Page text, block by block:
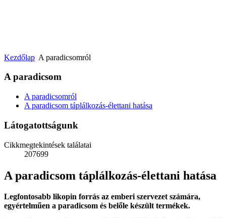
Kezdőlap A paradicsomról
A paradicsom
A paradicsomról
A paradicsom táplálkozás-élettani hatása
Látogatottságunk
Cikkmegtekintések találatai
207699
A paradicsom táplálkozás-élettani hatása
Legfontosabb likopin forrás az emberi szervezet számára,
egyértelműen a paradicsom és belőle készült termékek.